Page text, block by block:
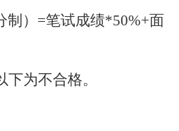
） =笔试成绩*50%+面
下为不合格。